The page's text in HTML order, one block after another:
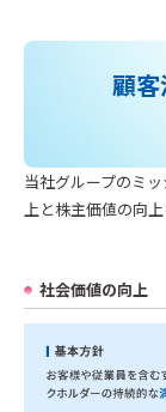
顧
当社グループのミ
上と株主価値の向
社会価値の向上